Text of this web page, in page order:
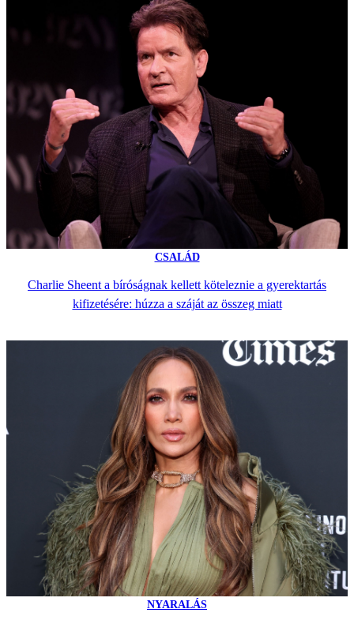
CSALÁD
Charlie Sheent a bíróságnak kellett köteleznie a gyerektartás
kifizetésére: húzza a száját az összeg miatt
NYARALÁS